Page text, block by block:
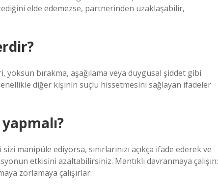
elde edemezse, partnerinden uzaklaşabilir,
yoksun bırakma, aşağılama veya duygusal şiddet gibi
diğer kişinin suçlu hissetmesini sağlayan ifadeler
manipüle ediyorsa, sınırlarınızı açıkça ifade ederek ve
etkisini azaltabilirsiniz. Mantıklı davranmaya çalışın:
zorlamaya çalışırlar.